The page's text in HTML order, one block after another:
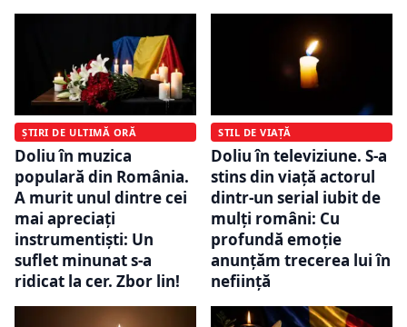
ȘTIRI DE ULTIMĂ ORĂ
Doliu în muzica
populară din România.
A murit unul dintre cei
mai apreciați
instrumentiști: Un
suflet minunat s-a
ridicat la cer. Zbor lin!
STIL DE VIAȚĂ
Doliu în televiziune. S-a
stins din viață actorul
dintr-un serial iubit de
mulți români: Cu
profundă emoție
anunțăm trecerea lui în
neființă